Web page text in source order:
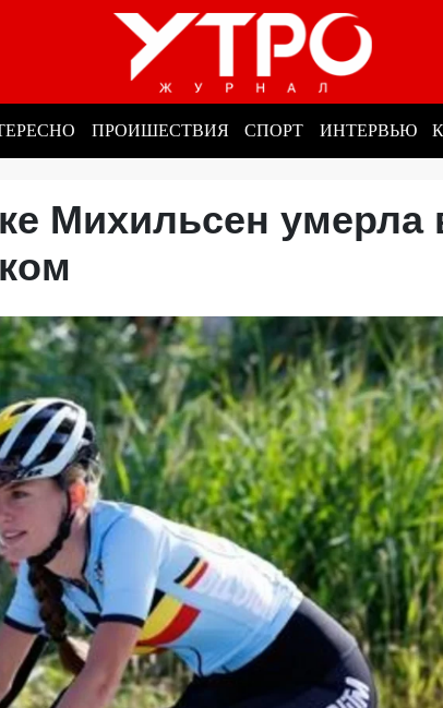
ПРОИШЕСТВИЯ СПОРТ ИНТЕРВЬЮ
Михильсен умерла